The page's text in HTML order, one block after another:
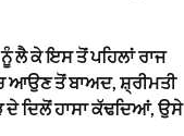
ਲੈ ਕੇ ਇਸ ਤੋਂ ਪਹਿਲਾਂ ਰਾਜ
ਆਉਣ ਤੋਂ ਬਾਅਦ, ਸ਼੍ਰੀਮਤੀ
ਦਿਲੋਂ ਹਾਸਾ ਕੱਢਦਿਆਂ, ਉਸੇ